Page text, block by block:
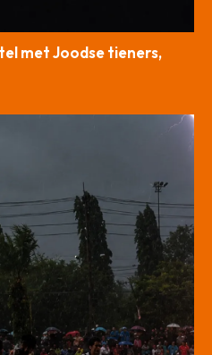
met Joodse tieners,